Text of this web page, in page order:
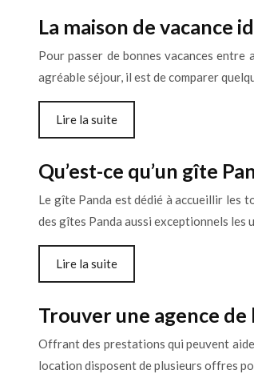
La maison de vacance
Pour passer de bonnes vacances
agréable séjour, il est de comparer
Lire la suite
Qu’est-ce qu’un gîte
Le gîte Panda est dédié à accueillir les
des gîtes Panda aussi exceptionnels les
Lire la suite
Trouver une agence
Offrant des prestations qui peuvent
location disposent de plusieurs offres